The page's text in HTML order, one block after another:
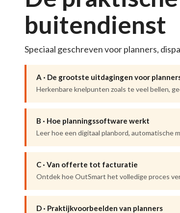
buitendienst
Speciaal geschreven voor planners,
A · De grootste uitdagingen voor
Herkenbare knelpunten zoals te veel bellen,
B · Hoe planningssoftware werkt
Leer hoe een digitaal planbord, automatische
C · Van offerte tot facturatie
Ontdek hoe OutSmart het volledige proces
D · Praktijkvoorbeelden van planners